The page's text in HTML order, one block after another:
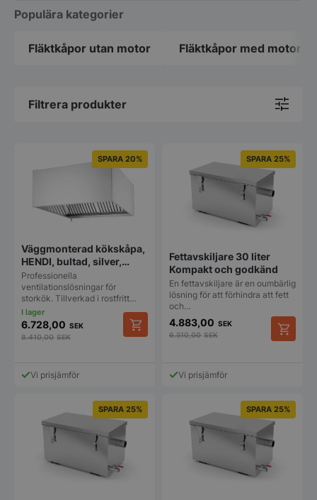
Populära kategorier
Fläktkåpor utan motor Fläktkåpor med motor
Filtrera produkter
SPARA 20%
Väggmonterad kökskåpa,
HENDI, bultad, silver,
1205x1000x(H)450 mm
Professionella
ventilationslösningar för
storkök. Tillverkad i rostfritt…
6.728,00 SEK
8.410,00SEK
Vi prisjämför
SPARA 25%
Fettavskiljare 30 liter
Kompakt och godkänd
En fettavskiljare är en oumbärlig
lösning för att förhindra att fett
och…
4.883,00 SEK
6.510,00SEK
Vi prisjämför
SPARA 25% SPARA 25%